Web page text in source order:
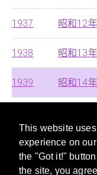
This website
experience on
the "Got it!"
the site, you
1937 昭和12年
1938 昭和13年
1939 昭和14年
1941 昭和16年
1942 昭和17年